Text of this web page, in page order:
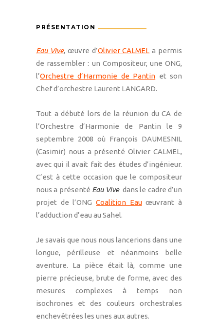
PRÉSENTATION
Eau Vive, œuvre d’Olivier CALMEL a permis
de rassembler : un Compositeur, une ONG,
l’Orchestre d’Harmonie de Pantin et son
Chef d’orchestre Laurent LANGARD.
Tout a débuté lors de la réunion du CA de
l’Orchestre d’Harmonie de Pantin le 9
septembre 2008 où François DAUMESNIL
(Casimir) nous a présenté Olivier CALMEL,
avec qui il avait fait des études d’ingénieur.
C’est à cette occasion que le compositeur
nous a présenté Eau Vivedans le cadre d’un
projet de l’ONG Coalition Eauœuvrant à
l’adduction d’eau au Sahel.
Je savais que nous nous lancerions dans une
longue, périlleuse et néanmoins belle
aventure. La pièce était là, comme une
pierre précieuse, brute de forme, avec des
mesures complexes à temps non
isochrones et des couleurs orchestrales
enchevêtrées les unes aux autres.